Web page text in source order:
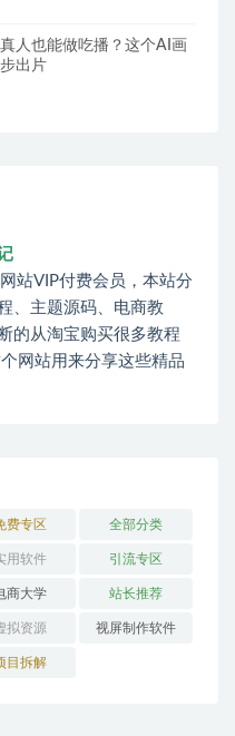
人也能做吃播？这个AI画
出片
站VIP付费会员，本站分
、主题源码、电商教
的从淘宝购买很多教程
网站用来分享这些精品
费专区 全部分类
用软件 引流专区
商大学 站长推荐
拟资源 视屏制作软件
目拆解